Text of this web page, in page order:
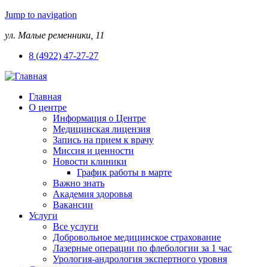
Jump to navigation
ул. Малые ременники, 11
8 (4922) 47-27-27
Главная
О центре
Информация о Центре
Медицинская лицензия
Запись на прием к врачу
Миссия и ценности
Новости клиники
График работы в марте
Важно знать
Академия здоровья
Вакансии
Услуги
Все услуги
Добровольное медицинское страхование
Лазерные операции по флебологии за 1 час
Урология-андрология экспертного уровня